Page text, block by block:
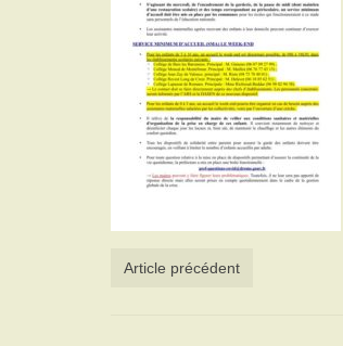
Article précédent